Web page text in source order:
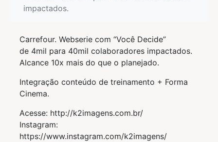
impactados.
Carrefour. Webserie com “Você Decide”
de 4mil para 40mil colaboradores impactados.
Alcance 10x mais do que o planejado.
Integração conteúdo de treinamento + Forma
Cinema.
Acesse: http://k2imagens.com.br/
Instagram:
https://www.instagram.com/k2imagens/